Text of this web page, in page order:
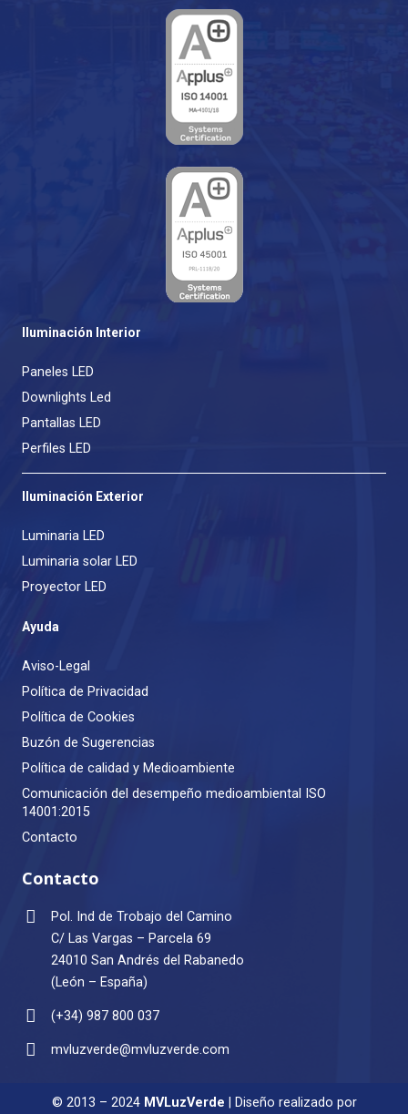
Iluminación Interior
Paneles LED
Downlights Led
Pantallas LED
Perfiles LED
Iluminación Exterior
Luminaria LED
Luminaria solar LED
Proyector LED
Ayuda
Aviso-Legal
Política de Privacidad
Política de Cookies
Buzón de Sugerencias
Política de calidad y Medioambiente
Comunicación del desempeño medioambiental ISO
14001:2015
Contacto
Contacto
Pol. Ind de Trobajo del Camino
C/ Las Vargas – Parcela 69
24010 San Andrés del Rabanedo
(León – España)
(+34) 987 800 037
mvluzverde@mvluzverde.com
© 2013 – 2024 MVLuzVerde | Diseño realizado por